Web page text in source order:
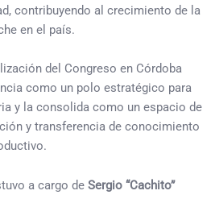
contribuyendo al crecimiento de la
en el país.
del Congreso en Córdoba
como un polo estratégico para
y la consolida como un espacio de
y transferencia de conocimiento
a cargo de Sergio “Cachito”